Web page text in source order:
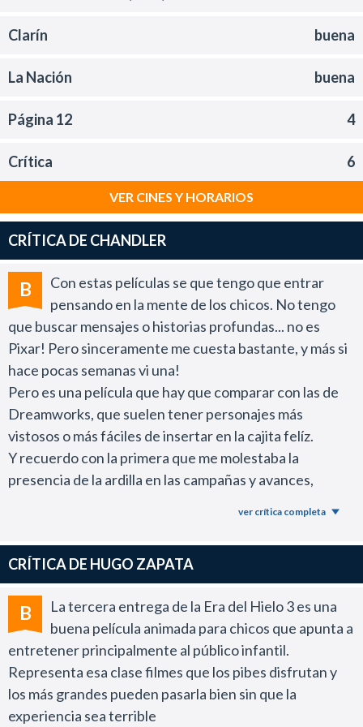
Clarín buena
La Nación buena
Página 12 4
Crítica 6
VER CINES Y HORARIOS
CRÍTICA DE CHANDLER
B
Con estas películas se que tengo que entrar
pensando en la mente de los chicos. No tengo
que buscar mensajes o historias profundas... no es
Pixar! Pero sinceramente me cuesta bastante, y más si
hace pocas semanas vi una!
Pero es una película que hay que comparar con las de
Dreamworks, que suelen tener personajes más
vistosos o más fáciles de insertar en la cajita felíz.
Y recuerdo con la primera que me molestaba la
presencia de la ardilla en las campañas y avances,
Eso es bueno por ahí, ya que la película mantiene la idea
de la primera. Es una fórmula que les ha resultado, y es
diferente a la de las otras compañías.
Los chicos claramente la pasan bien y se mantienen
atentos a lo que pasa, y eso es un gran punto a favor en
una película que apunta casi exclusivamente a los niños
que a veces Pixar no lo logra, por no limitar su público.
Por el lado técnico, pude ver la versión 3D, y
personalmente festejo que en varias películas 3D de
ver crítica completa
CRÍTICA DE HUGO ZAPATA
B
La tercera entrega de la Era del Hielo 3 es una
buena película animada para chicos que apunta a
entretener principalmente al público infantil.
Representa esa clase filmes que los pibes disfrutan y
los más grandes pueden pasarla bien sin que la
experiencia sea terrible